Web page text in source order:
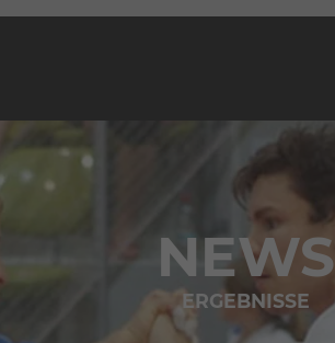
NEWS
ERGEBNISSE